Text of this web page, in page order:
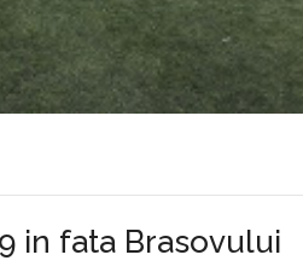
in fata Brasovului